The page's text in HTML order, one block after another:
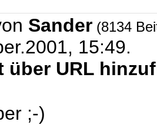
Sander (8134
15:49.
über URL
;-)